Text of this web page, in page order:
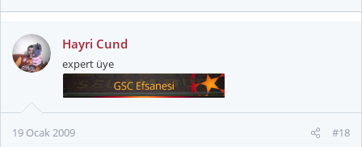
Hayri Cund
expert üye
19 Ocak 2009 #18